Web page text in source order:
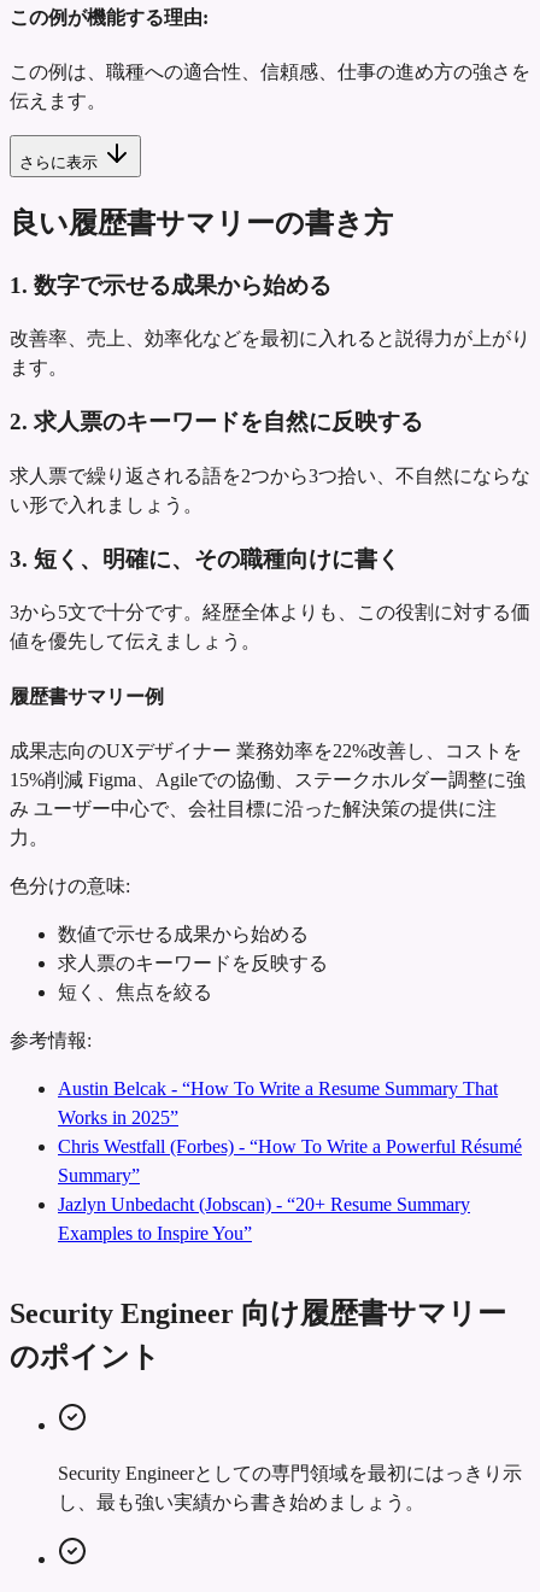
この例が機能する理由:
この例は、職種への適合性、信頼感、仕事の進め方の強さを
伝えます。
さらに表示
良い履歴書サマリーの書き方
1. 数字で示せる成果から始める
改善率、売上、効率化などを最初に入れると説得力が上がり
ます。
2. 求人票のキーワードを自然に反映する
求人票で繰り返される語を2つから3つ拾い、不自然にならな
い形で入れましょう。
3. 短く、明確に、その職種向けに書く
3から5文で十分です。経歴全体よりも、この役割に対する価
値を優先して伝えましょう。
履歴書サマリー例
成果志向のUXデザイナー 業務効率を22%改善し、コストを
15%削減 Figma、Agileでの協働、ステークホルダー調整に強
み ユーザー中心で、会社目標に沿った解決策の提供に注
力。
色分けの意味:
数値で示せる成果から始める
求人票のキーワードを反映する
短く、焦点を絞る
参考情報:
Austin Belcak - “How To Write a Resume Summary That
Works in 2025”
Chris Westfall (Forbes) - “How To Write a Powerful Résumé
Summary”
Jazlyn Unbedacht (Jobscan) - “20+ Resume Summary
Examples to Inspire You”
Security Engineer 向け履歴書サマリー
のポイント
Security Engineerとしての専門領域を最初にはっきり示
し、最も強い実績から書き始めましょう。